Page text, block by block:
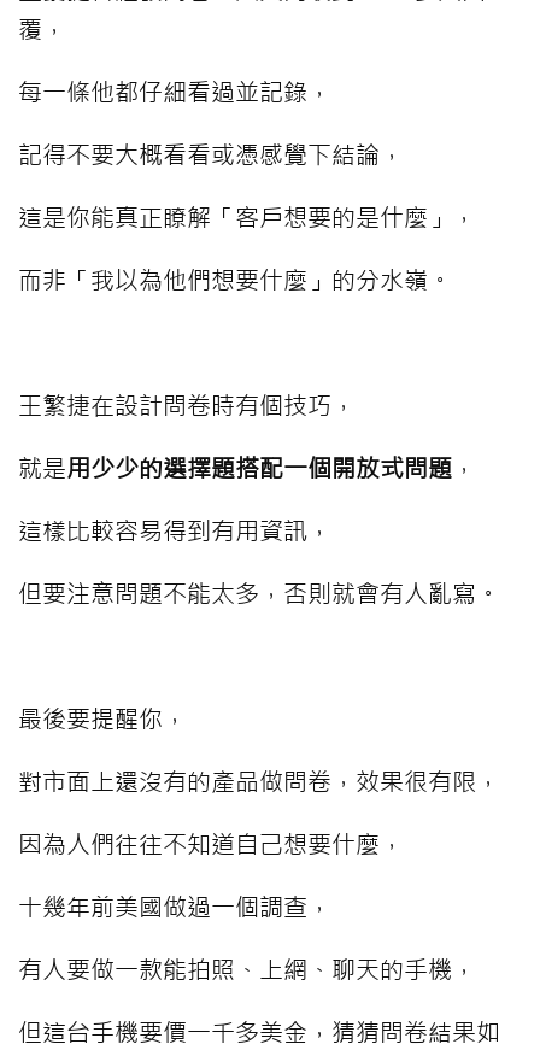
覆，
每一條他都仔細看過並記錄，
記得不要大概看看或憑感覺下結論，
這是你能真正瞭解「客戶想要的是什麼」，
而非「我以為他們想要什麼」的分水嶺。
王繁捷在設計問卷時有個技巧，
就是用少少的選擇題搭配一個開放式問題 ，
這樣比較容易得到有用資訊，
但要注意問題不能太多，否則就會有人亂寫。
最後要提醒你，
對市面上還沒有的產品做問卷，效果很有限，
因為人們往往不知道自己想要什麼，
十幾年前美國做過一個調查，
有人要做一款能拍照、上網、聊天的手機，
但這台手機要價一千多美金，猜猜問卷結果如